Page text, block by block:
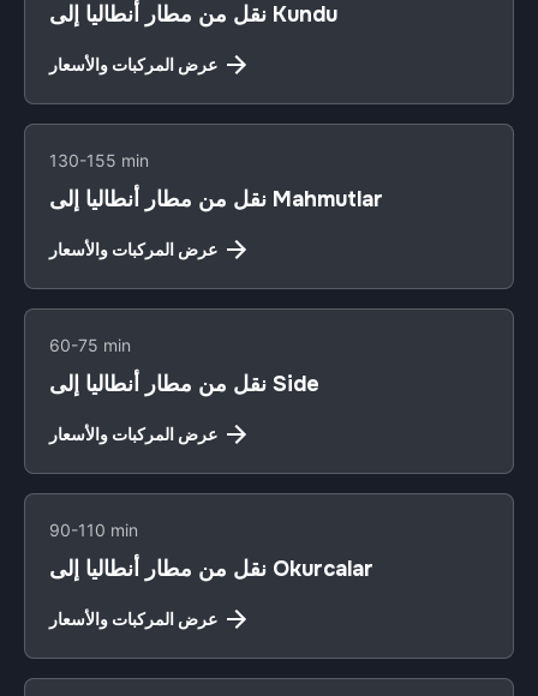
نقل من مطار أنطاليا إلى Kundu
عرض المركبات والأسعار
130-155 min
نقل من مطار أنطاليا إلى Mahmutlar
عرض المركبات والأسعار
60-75 min
نقل من مطار أنطاليا إلى Side
عرض المركبات والأسعار
90-110 min
نقل من مطار أنطاليا إلى Okurcalar
عرض المركبات والأسعار